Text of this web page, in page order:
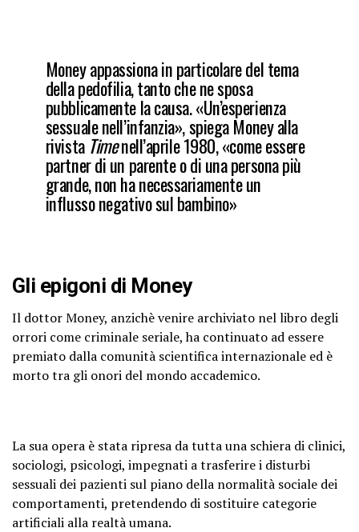
Money appassiona in particolare del tema
della pedofilia, tanto che ne sposa
pubblicamente la causa. «Un’esperienza
sessuale nell’infanzia», spiega Money alla
rivista Timenell’aprile 1980, «come essere
partner di un parente o di una persona più
grande, non ha necessariamente un
influsso negativo sul bambino»
Gli epigoni di Money
Il dottor Money, anzichè venire archiviato nel libro degli
orrori come criminale seriale, ha continuato ad essere
premiato dalla comunità scientifica internazionale ed è
morto tra gli onori del mondo accademico.
La sua opera è stata ripresa da tutta una schiera di clinici,
sociologi, psicologi, impegnati a trasferire i disturbi
sessuali dei pazienti sul piano della normalità sociale dei
comportamenti, pretendendo di sostituire categorie
artificiali alla realtà umana.